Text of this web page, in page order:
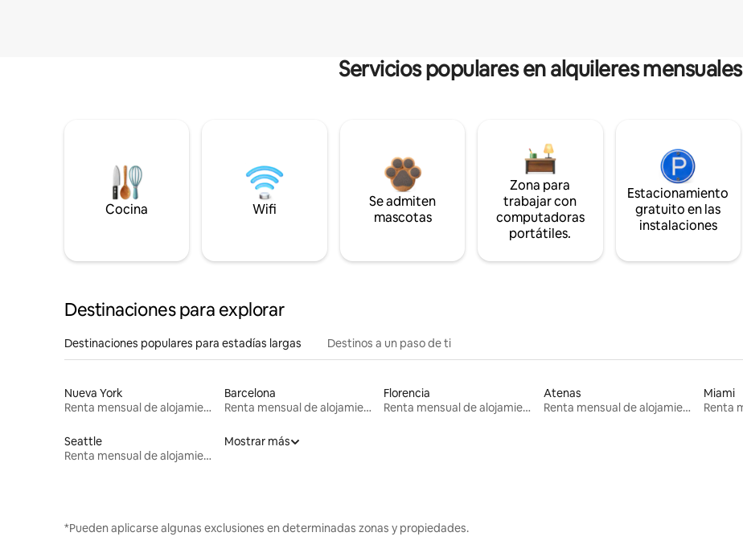
Servicios populares en alquileres mensuales
Cocina Wifi
Se admiten
mascotas
Zona para
trabajar con
computadoras
portátiles.
Estacionamiento
gratuito en las
instalaciones
Destinaciones para explorar
Destinaciones populares para estadías largas Destinos a un paso de ti
Nueva York
Renta mensual de alojamientos
Barcelona
Renta mensual de alojamientos
Florencia
Renta mensual de alojamientos
Atenas
Renta mensual de alojamientos
Miami
Seattle
Renta mensual de alojamientos
Mostrar más
*Pueden aplicarse algunas exclusiones en determinadas zonas y propiedades.